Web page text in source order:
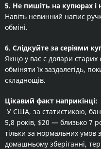
5. Не пишіть на купюрах і
Навіть невинний напис
обміні.
6. Слідкуйте за серіями
Якщо у вас є долари
обміняти їх заздалегідь,
складнощів.
Цікавий факт наприкінці:
У США, за статистикою,
5,8 років, $20 — близько 7
тільки за нормальних умов
домашньому зберіганні,